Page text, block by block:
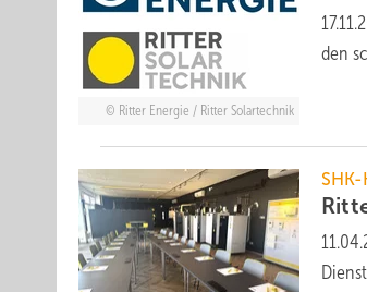
Ritter Energie / Ritter Solartechnik
den